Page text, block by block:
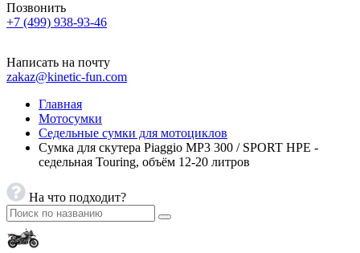
Позвонить
+7 (499) 938-93-46
Написать на почту
zakaz@kinetic-fun.com
Главная
Мотосумки
Седельные сумки для мотоциклов
Сумка для скутера Piaggio MP3 300 / SPORT HPE -
седельная Touring, объём 12-20 литров
На что подходит?